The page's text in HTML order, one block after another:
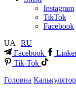
Instagram
TikTok
Facebook
UA | RU
Facebook
Tik-Tok
Головна Калькулятор